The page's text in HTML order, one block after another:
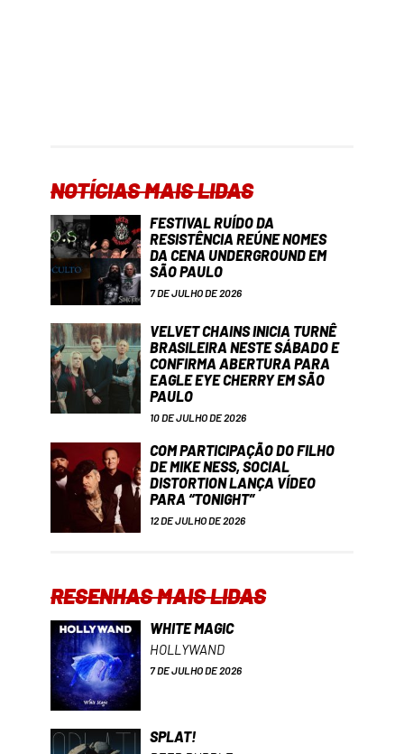
NOTÍCIAS MAIS LIDAS
FESTIVAL RUÍDO DA
RESISTÊNCIA REÚNE NOMES
DA CENA UNDERGROUND EM
SÃO PAULO
7 DE JULHO DE 2026
VELVET CHAINS INICIA TURNÊ
BRASILEIRA NESTE SÁBADO E
CONFIRMA ABERTURA PARA
EAGLE EYE CHERRY EM SÃO
PAULO
10 DE JULHO DE 2026
COM PARTICIPAÇÃO DO FILHO
DE MIKE NESS, SOCIAL
DISTORTION LANÇA VÍDEO
PARA “TONIGHT”
12 DE JULHO DE 2026
RESENHAS MAIS LIDAS
WHITE MAGIC
HOLLYWAND
7 DE JULHO DE 2026
SPLAT!